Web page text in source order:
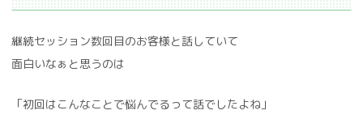
継続セッション数回目のお客様と話していて
面白いなぁと思うのは
「初回はこんなことで悩んでるって話でしたよね」